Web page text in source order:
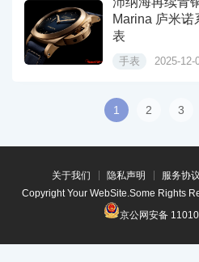
Marina 庐米
表
手表 2025-12-
1 2 3
关于我们 隐私声明 服务协议
Copyright Your WebSite.Some Rights
京公网安备